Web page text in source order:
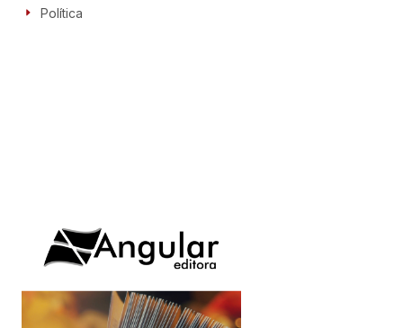
Política